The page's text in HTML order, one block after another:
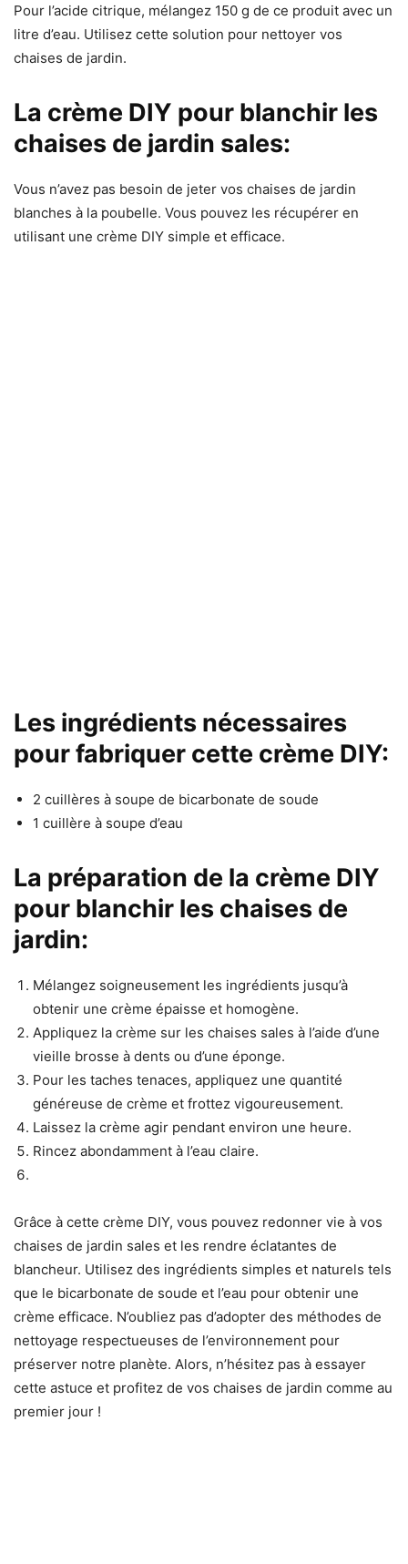
Pour l’acide citrique, mélangez 150 g de ce produit avec un
litre d’eau. Utilisez cette solution pour nettoyer vos
chaises de jardin.
La crème DIY pour blanchir les
chaises de jardin sales:
Vous n’avez pas besoin de jeter vos chaises de jardin
blanches à la poubelle. Vous pouvez les récupérer en
utilisant une crème DIY simple et efficace.
Les ingrédients nécessaires
pour fabriquer cette crème DIY:
2 cuillères à soupe de bicarbonate de soude
1 cuillère à soupe d’eau
La préparation de la crème DIY
pour blanchir les chaises de
jardin:
Mélangez soigneusement les ingrédients jusqu’à
obtenir une crème épaisse et homogène.
Appliquez la crème sur les chaises sales à l’aide d’une
vieille brosse à dents ou d’une éponge.
Pour les taches tenaces, appliquez une quantité
généreuse de crème et frottez vigoureusement.
Laissez la crème agir pendant environ une heure.
Rincez abondamment à l’eau claire.
Grâce à cette crème DIY, vous pouvez redonner vie à vos
chaises de jardin sales et les rendre éclatantes de
blancheur. Utilisez des ingrédients simples et naturels tels
que le bicarbonate de soude et l’eau pour obtenir une
crème efficace. N’oubliez pas d’adopter des méthodes de
nettoyage respectueuses de l’environnement pour
préserver notre planète. Alors, n’hésitez pas à essayer
cette astuce et profitez de vos chaises de jardin comme au
premier jour !